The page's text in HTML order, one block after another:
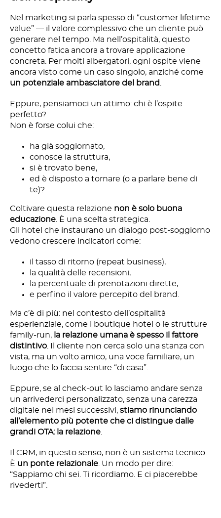
Nel marketing si parla spesso di “customer lifetime
value” — il valore complessivo che un cliente può
generare nel tempo. Ma nell’ospitalità, questo
concetto fatica ancora a trovare applicazione
concreta. Per molti albergatori, ogni ospite viene
ancora visto come un caso singolo, anziché come
un potenziale ambasciatore del brand
Eppure, pensiamoci un attimo: chi è l’ospite
perfetto?
Non è forse colui che:
ha già soggiornato,
conosce la struttura,
si è trovato bene,
ed è disposto a tornare (o a parlare bene di
te)?
Coltivare questa relazione non è solo buona
educazione . È una scelta strategica.
Gli hotel che instaurano un dialogo post-soggiorno
vedono crescere indicatori come:
il tasso di ritorno (repeat business),
la qualità delle recensioni,
la percentuale di prenotazioni dirette,
e perfino il valore percepito del brand.
Ma c’è di più: nel contesto dell’ospitalità
esperienziale, come i boutique hotel o le strutture
family-run, la relazione umana è spesso il fattore
distintivo . Il cliente non cerca solo una stanza con
vista, ma un volto amico, una voce familiare, un
luogo che lo faccia sentire “di casa”.
Eppure, se al check-out lo lasciamo andare senza
un arrivederci personalizzato, senza una carezza
digitale nei mesi successivi, stiamo rinunciando
all’elemento più potente che ci distingue dalle
grandi OTA: la relazione
Il CRM, in questo senso, non è un sistema tecnico.
È un ponte relazionale . Un modo per dire:
“Sappiamo chi sei. Ti ricordiamo. E ci piacerebbe
rivederti”.